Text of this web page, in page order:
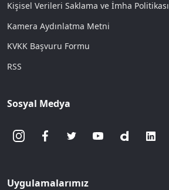
Kişisel Verileri Saklama ve İmha Politikası
Kamera Aydınlatma Metni
KVKK Başvuru Formu
RSS
Sosyal Medya
Uygulamalarımız